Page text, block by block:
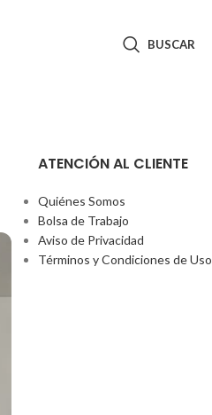
BUSCAR
ATENCIÓN AL CLIENTE
Quiénes Somos
Bolsa de Trabajo
Aviso de Privacidad
Términos y Condiciones de Uso